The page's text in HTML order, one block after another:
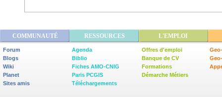
COMMUNAUTÉ RESSOURCES L'EMPLOI
Forum
Blogs
Wiki
Planet
Sites amis
Agenda
Biblio
Fiches AMO-CNIG
Paris PCGIS
Téléchargements
Offres d'emploi
Banque de CV
Formations
Démarche Métiers